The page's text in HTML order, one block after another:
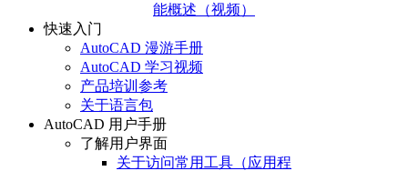
能概述（视频）
快速入门
AutoCAD 漫游手册
AutoCAD 学习视频
产品培训参考
关于语言包
AutoCAD 用户手册
了解用户界面
关于访问常用工具（应用程